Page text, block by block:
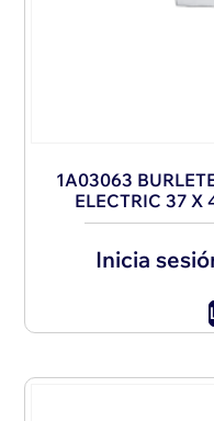
1A03063
ELECTRIC 37 X
Inicia